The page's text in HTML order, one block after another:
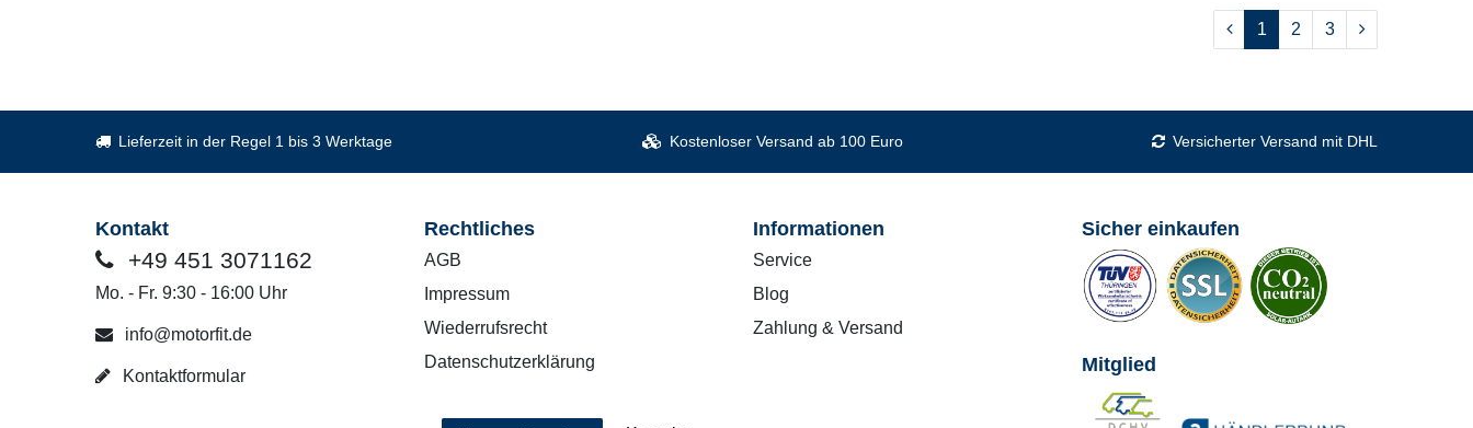
1 2 3
Lieferzeit in der Regel 1 bis 3 Werktage Kostenloser Versand ab 100 Euro Versicherter Versand mit DHL
Kontakt
+49 451 3071162
Mo. - Fr. 9:30 - 16:00 Uhr
info@motorfit.de
Kontaktformular
Rechtliches
AGB
Impressum
Wiederrufsrecht
Datenschutzerklärung
Informationen
Service
Blog
Zahlung & Versand
Sicher einkaufen
Mitglied